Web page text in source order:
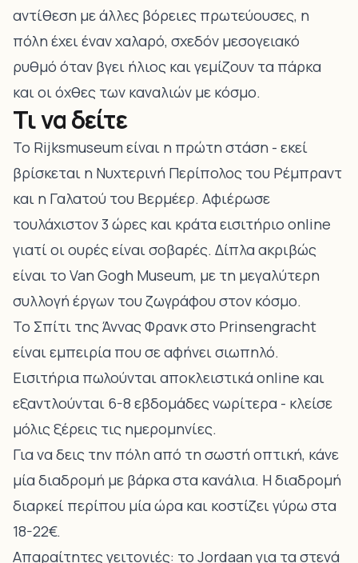
αντίθεση με άλλες βόρειες πρωτεύουσες, η
πόλη έχει έναν χαλαρό, σχεδόν μεσογειακό
ρυθμό όταν βγει ήλιος και γεμίζουν τα πάρκα
και οι όχθες των καναλιών με κόσμο.
Τι να δείτε
Το Rijksmuseum είναι η πρώτη στάση - εκεί
βρίσκεται η Νυχτερινή Περίπολος του Ρέμπραντ
και η Γαλατού του Βερμέερ. Αφιέρωσε
τουλάχιστον 3 ώρες και κράτα εισιτήριο online
γιατί οι ουρές είναι σοβαρές. Δίπλα ακριβώς
είναι το Van Gogh Museum, με τη μεγαλύτερη
συλλογή έργων του ζωγράφου στον κόσμο.
Το Σπίτι της Άννας Φρανκ στο Prinsengracht
είναι εμπειρία που σε αφήνει σιωπηλό.
Εισιτήρια πωλούνται αποκλειστικά online και
εξαντλούνται 6-8 εβδομάδες νωρίτερα - κλείσε
μόλις ξέρεις τις ημερομηνίες.
Για να δεις την πόλη από τη σωστή οπτική, κάνε
μία διαδρομή με βάρκα στα κανάλια. Η διαδρομή
διαρκεί περίπου μία ώρα και κοστίζει γύρω στα
18-22€.
Απαραίτητες γειτονιές: το Jordaan για τα στενά